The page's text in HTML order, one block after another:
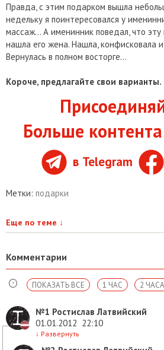
Правда, с этим подарком вышла
недельку я поинтересовался у
массаж… А именинник поведал, что
нашла его жена. Нашла, конфисковала
Вернулась в полном восторге…
Короче, предлагайте свои варианты.
Больше
в Telegram
Метки: подарки
Еще по теме ↓
Комментарии
2 ЧАСА
1 ЧАС
ПОКАЗАТЬ ВСЕ
№1 Ростислав Латвийский
01.01.2012 22:10
↓ Развернуть